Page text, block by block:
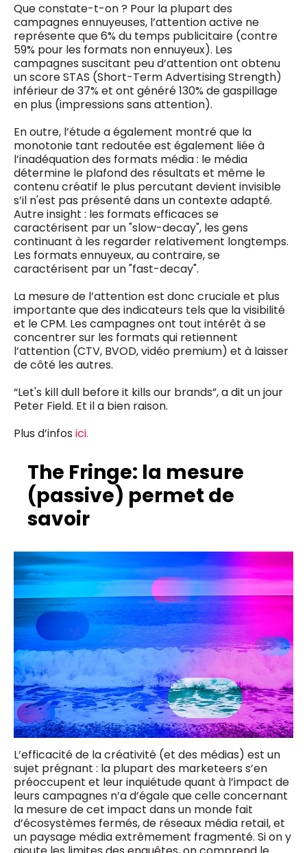
Que constate-t-on ? Pour la plupart des
campagnes ennuyeuses, l’attention active ne
représente que 6% du temps publicitaire (contre
59% pour les formats non ennuyeux). Les
campagnes suscitant peu d’attention ont obtenu
un score STAS (Short-Term Advertising Strength)
inférieur de 37% et ont généré 130% de gaspillage
en plus (impressions sans attention).
En outre, l’étude a également montré que la
monotonie tant redoutée est également liée à
l’inadéquation des formats média : le média
détermine le plafond des résultats et même le
contenu créatif le plus percutant devient invisible
s’il n'est pas présenté dans un contexte adapté.
Autre insight : les formats efficaces se
caractérisent par un "slow-decay", les gens
continuant à les regarder relativement longtemps.
Les formats ennuyeux, au contraire, se
caractérisent par un "fast-decay".
La mesure de l’attention est donc cruciale et plus
importante que des indicateurs tels que la visibilité
et le CPM. Les campagnes ont tout intérêt à se
concentrer sur les formats qui retiennent
l’attention (CTV, BVOD, vidéo premium) et à laisser
de côté les autres.
“Let's kill dull before it kills our brands”, a dit un jour
Peter Field. Et il a bien raison.
Plus d’infos ici.
The Fringe: la mesure
(passive) permet de
savoir
L’efficacité de la créativité (et des médias) est un
sujet prégnant : la plupart des marketeers s’en
préoccupent et leur inquiétude quant à l’impact de
leurs campagnes n’a d’égale que celle concernant
la mesure de cet impact dans un monde fait
d’écosystèmes fermés, de réseaux média retail, et
un paysage média extrêmement fragmenté. Si on y